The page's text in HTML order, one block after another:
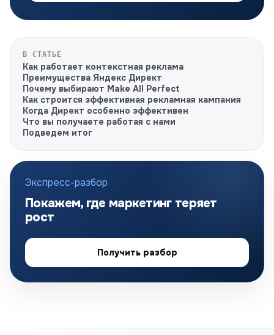
В СТАТЬЕ
Как работает контекстная реклама
Преимущества Яндекс Директ
Почему выбирают Make All Perfect
Как строится эффективная рекламная кампания
Когда Директ особенно эффективен
Что вы получаете работая с нами
Подведем итог
Экспресс-разбор
Покажем, где маркетинг теряет
рост
Получить разбор